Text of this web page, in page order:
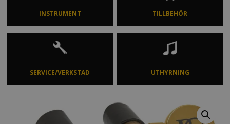
INSTRUMENT TILLBEHÖR
SERVICE/VERKSTAD UTHYRNING